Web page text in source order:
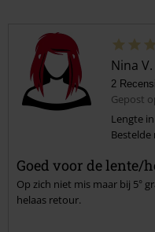
Nina V.
2
Gepost
Lengte
Bestelde
Goed voor de lente/
Op zich niet mis maar bij 5°
helaas retour.